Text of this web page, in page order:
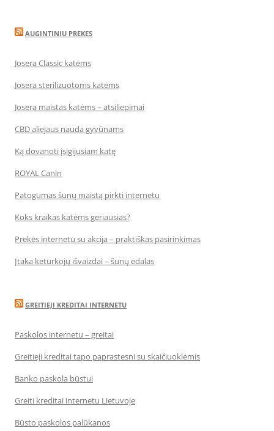
AUGINTINIU PREKES
Josera Classic katėms
Josera sterilizuotoms katėms
Josera maistas katėms – atsiliepimai
CBD aliejaus nauda gyvūnams
Ką dovanoti įsigijusiam katę
ROYAL Canin
Patogumas šunų maistą pirkti internetu
Koks kraikas katėms geriausias?
Prekės internetu su akcija – praktiškas pasirinkimas
Įtaka keturkojų išvaizdai – šunų ėdalas
GREITIEJI KREDITAI INTERNETU
Paskolos internetu – greitai
Greitieji kreditai tapo paprastesni su skaičiuoklėmis
Banko paskola būstui
Greiti kreditai internetu Lietuvoje
Būsto paskolos palūkanos